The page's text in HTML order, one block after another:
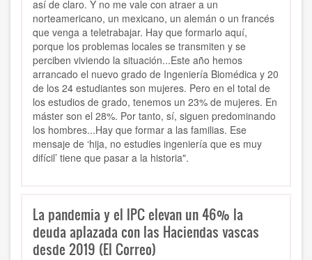
así de claro. Y no me vale con atraer a un
norteamericano, un mexicano, un alemán o un francés
que venga a teletrabajar. Hay que formarlo aquí,
porque los problemas locales se transmiten y se
perciben viviendo la situación...Este año hemos
arrancado el nuevo grado de Ingeniería Biomédica y 20
de los 24 estudiantes son mujeres. Pero en el total de
los estudios de grado, tenemos un 23% de mujeres. En
máster son el 28%. Por tanto, sí, siguen predominando
los hombres...Hay que formar a las familias. Ese
mensaje de ‘hija, no estudies ingeniería que es muy
difícil’ tiene que pasar a la historia".
La pandemia y el IPC elevan un 46% la
deuda aplazada con las Haciendas vascas
desde 2019 (El Correo)